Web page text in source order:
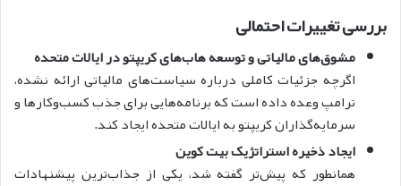
بررسی تغییرات احتمالی
مشوق‌های مالیاتی و توسعه هاب‌های کریپتو در ایالات متحده
اگرچه جزئیات کاملی درباره سیاست‌های مالیاتی ارائه نشده،
ترامپ وعده داده است که برنامه‌هایی برای جذب کسب‌وکارها و
سرمایه‌گذاران کر‌یپتو به ایالات متحده ایجاد کند.
ایجاد ذخیره استراتژیک بیت کوین
همانطور که پیش‌تر گفته شد، یکی از جذاب‌ترین پیشنهادات